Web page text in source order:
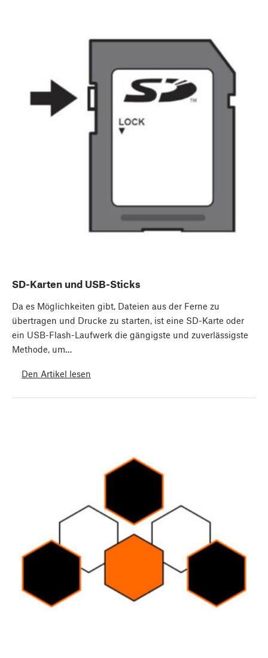
SD-Karten und USB-Sticks
Da es Möglichkeiten gibt, Dateien aus der Ferne zu
übertragen und Drucke zu starten, ist eine SD-Karte oder
ein USB-Flash-Laufwerk die gängigste und zuverlässigste
Methode, um…
Den Artikel lesen